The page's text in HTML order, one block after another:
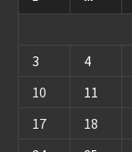
3
4
10
11
17
18